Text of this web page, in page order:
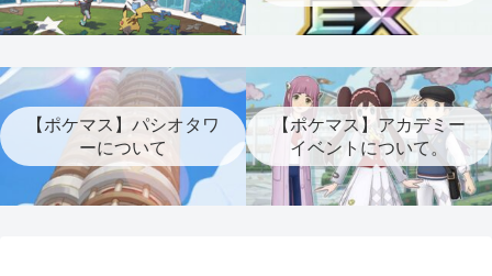
【ポケマス】パシオタワ
ーについて
【ポケマス】アカデミー
イベントについて。